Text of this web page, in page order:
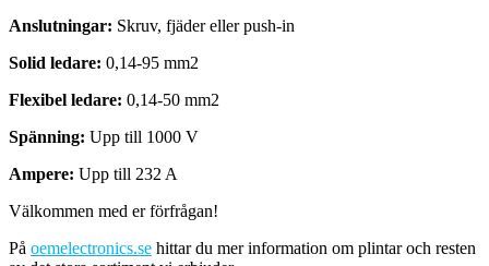
Anslutningar: Skruv, fjäder eller push-in
Solid ledare: 0,14-95 mm2
Flexibel ledare: 0,14-50 mm2
Spänning: Upp till 1000 V
Ampere: Upp till 232 A
Välkommen med er förfrågan!
På oemelectronics.se hittar du mer information om plintar och resten